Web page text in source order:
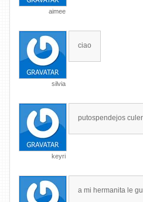
aimee
silvia
ciao
keyri
putospendejos
a mi hermanita le